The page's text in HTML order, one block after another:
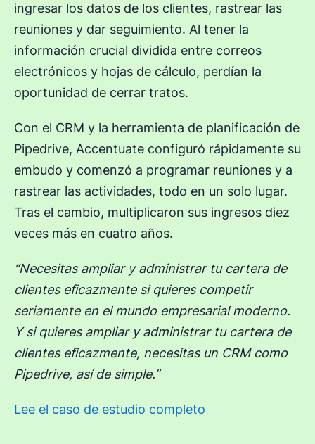
ingresar los datos de los clientes, rastrear las
reuniones y dar seguimiento. Al tener la
información crucial dividida entre correos
electrónicos y hojas de cálculo, perdían la
oportunidad de cerrar tratos.
Con el CRM y la herramienta de planificación de
Pipedrive, Accentuate configuró rápidamente su
embudo y comenzó a programar reuniones y a
rastrear las actividades, todo en un solo lugar.
Tras el cambio, multiplicaron sus ingresos diez
veces más en cuatro años.
“Necesitas ampliar y administrar tu cartera de
clientes eficazmente si quieres competir
seriamente en el mundo empresarial moderno.
Y si quieres ampliar y administrar tu cartera de
clientes eficazmente, necesitas un CRM como
Pipedrive, así de simple.”
Lee el caso de estudio completo